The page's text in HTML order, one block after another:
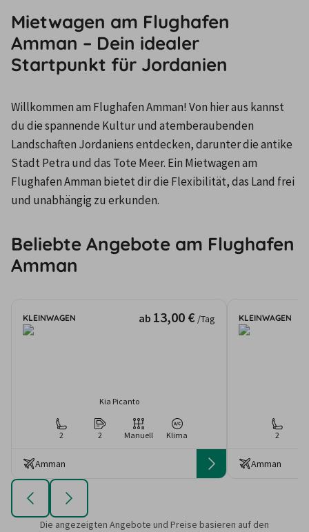
Mietwagen am Flughafen
Amman – Dein idealer
Startpunkt für Jordanien
Willkommen am Flughafen Amman! Von hier aus kannst
du die spannende Kultur und atemberaubenden
Landschaften Jordaniens entdecken, darunter die antike
Stadt Petra und das Tote Meer. Ein Mietwagen am
Flughafen Amman bietet dir die Flexibilität, das Land frei
und unabhängig zu erkunden.
Beliebte Angebote am Flughafen
Amman
KLEINWAGEN ab 13,00 € /Tag
Kia Picanto
2 2 Manuell Klima
Amman
KLEINWAGEN
2
Amman
Die angezeigten Angebote und Preise basieren auf den